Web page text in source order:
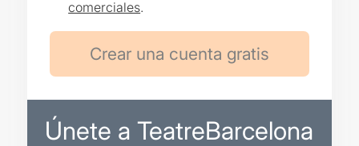
comerciales.
Únete a TeatreBarcelona